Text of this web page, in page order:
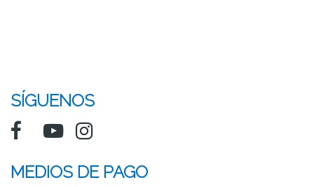
SÍGUENOS
MEDIOS DE PAGO